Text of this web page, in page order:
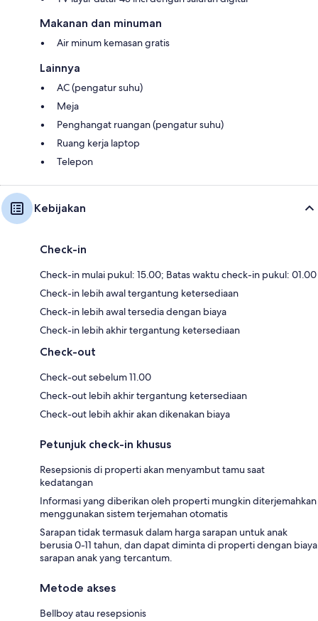
Makanan dan minuman
Air minum kemasan gratis
Lainnya
AC (pengatur suhu)
Meja
Penghangat ruangan (pengatur suhu)
Ruang kerja laptop
Telepon
Kebijakan
Check-in
Check-in mulai pukul: 15.00; Batas waktu check-in pukul: 01.00
Check-in lebih awal tergantung ketersediaan
Check-in lebih awal tersedia dengan biaya
Check-in lebih akhir tergantung ketersediaan
Check-out
Check-out sebelum 11.00
Check-out lebih akhir tergantung ketersediaan
Check-out lebih akhir akan dikenakan biaya
Petunjuk check-in khusus
Resepsionis di properti akan menyambut tamu saat
kedatangan
Informasi yang diberikan oleh properti mungkin diterjemahkan
menggunakan sistem terjemahan otomatis
Sarapan tidak termasuk dalam harga sarapan untuk anak
berusia 0-11 tahun, dan dapat diminta di properti dengan biaya
sarapan anak yang tercantum.
Metode akses
Bellboy atau resepsionis